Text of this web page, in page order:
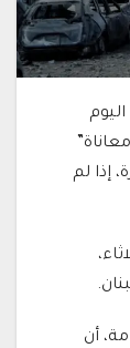
إذا لم
“فرانس 2” العامة، أن